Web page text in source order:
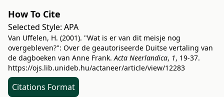
How To Cite
Selected Style: APA
Van Uffelen, H. (2001). "Wat is er van dit meisje nog
overgebleven?": Over de geautoriseerde Duitse vertaling van
de dagboeken van Anne Frank.Acta Neerlandica, 1, 19-37.
https://ojs.lib.unideb.hu/actaneer/article/view/12283
Citations Format